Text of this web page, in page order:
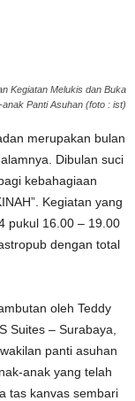
Kegiatan Melukis dan Buka
Panti Asuhan (foto : ist)
merupakan bulan
Dibulan suci
kebahagiaan
Kegiatan yang
pukul 16.00 – 19.00
dengan total
oleh Teddy
Suites – Surabaya,
panti asuhan
anak yang telah
tas kanvas sembari